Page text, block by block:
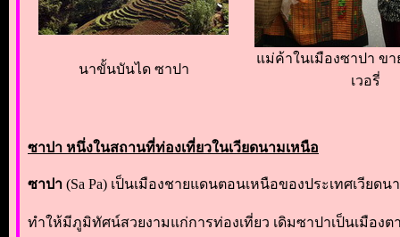
นาขั้นบันได ซาปา
แม่ค้าในเมืองซาปา ข
เวอรี่
ซาปา หนึ่งในสถานที่ท่องเที่ยวในเวียดนามเหนือ
ซาปา (Sa Pa) เป็นเมืองชายแดนตอนเหนือของประเทศเวีย
ทำให้มีภูมิทัศน์สวยงามแก่การท่องเที่ยว เดิมซาปาเป็นเมือง